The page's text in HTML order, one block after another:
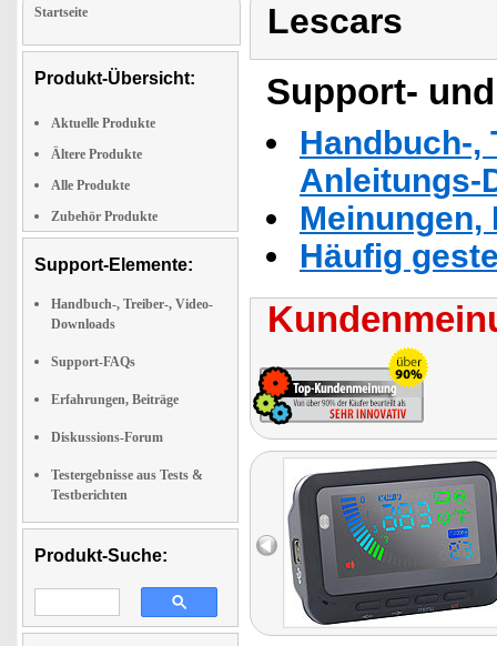
Startseite
Produkt-Übersicht:
Aktuelle Produkte
Ältere Produkte
Alle Produkte
Zubehör Produkte
Support-Elemente:
Handbuch-, Treiber-, Video-
Downloads
Support-FAQs
Erfahrungen, Beiträge
Diskussions-Forum
Testergebnisse aus Tests &
Testberichten
Produkt-Suche:
Lescars
Support-
Handbuch-,
Anleitungs-
Häufig